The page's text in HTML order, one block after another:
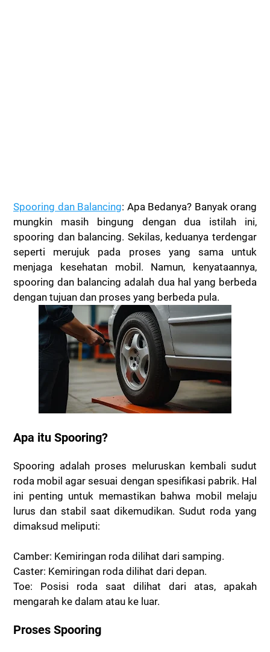
Spooring dan Balancing: Apa Bedanya? Banyak orang
mungkin masih bingung dengan dua istilah ini,
spooring dan balancing. Sekilas, keduanya terdengar
seperti merujuk pada proses yang sama untuk
menjaga kesehatan mobil. Namun, kenyataannya,
spooring dan balancing adalah dua hal yang berbeda
dengan tujuan dan proses yang berbeda pula.
Apa itu Spooring?
Spooring adalah proses meluruskan kembali sudut
roda mobil agar sesuai dengan spesifikasi pabrik. Hal
ini penting untuk memastikan bahwa mobil melaju
lurus dan stabil saat dikemudikan. Sudut roda yang
dimaksud meliputi:
Camber: Kemiringan roda dilihat dari samping.
Caster: Kemiringan roda dilihat dari depan.
Toe: Posisi roda saat dilihat dari atas, apakah
mengarah ke dalam atau ke luar.
Proses Spooring